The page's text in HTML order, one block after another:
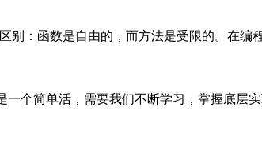
别： 函数是自由的，而方法是受限的。在编
个简单活，需要我们不断学习，掌握底层实